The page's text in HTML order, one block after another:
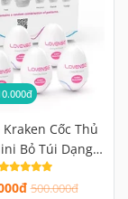
Kraken Cốc Thủ
Bỏ Túi Dạng
Trứng
500.000đ